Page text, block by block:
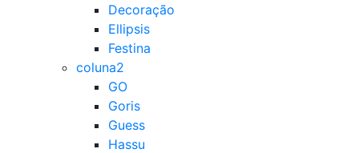
Decoração
Ellipsis
Festina
coluna2
GO
Goris
Guess
Hassu